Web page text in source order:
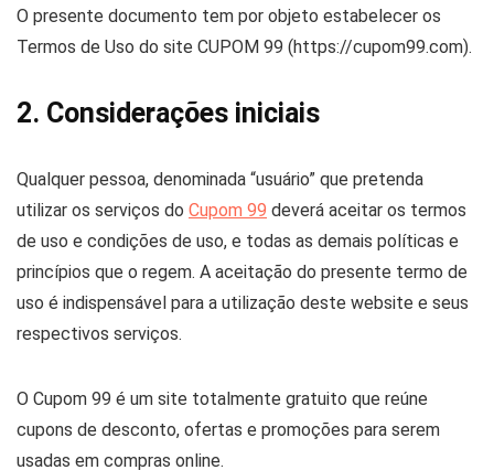
O presente documento tem por objeto estabelecer os
Termos de Uso do site CUPOM 99 (https://cupom99.com).
2. Considerações iniciais
Qualquer pessoa, denominada “usuário” que pretenda
utilizar os serviços do Cupom 99 deverá aceitar os termos
de uso e condições de uso, e todas as demais políticas e
princípios que o regem. A aceitação do presente termo de
uso é indispensável para a utilização deste website e seus
respectivos serviços.
O Cupom 99 é um site totalmente gratuito que reúne
cupons de desconto, ofertas e promoções para serem
usadas em compras online.